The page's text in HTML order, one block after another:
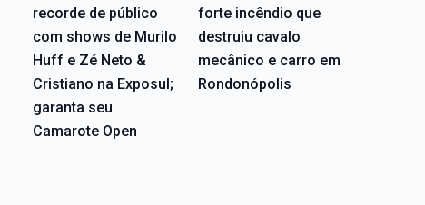
recorde de público
com shows de Murilo
Huff e Zé Neto &
Cristiano na Exposul;
garanta seu
Camarote Open
forte incêndio que
destruiu cavalo
mecânico e carro em
Rondonópolis